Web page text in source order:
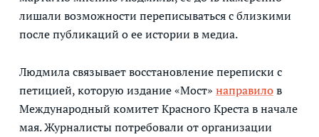
лишали возможности переписываться с близкими
после публикаций о ее истории в медиа.
Людмила связывает восстановление переписки с
петицией, которую издание «Мост» направилов
Международный комитет Красного Креста в начале
мая. Журналисты потребовали от организации